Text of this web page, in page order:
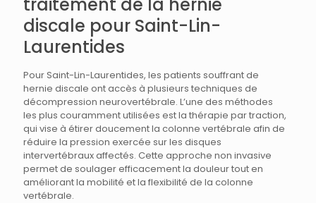
discale pour Saint-Lin-
Laurentides
Pour Saint-Lin-Laurentides, les patients souffrant de
hernie discale ont accès à plusieurs techniques de
décompression neurovertébrale. L’une des méthodes
les plus couramment utilisées est la thérapie par traction,
qui vise à étirer doucement la colonne vertébrale afin de
réduire la pression exercée sur les disques
intervertébraux affectés. Cette approche non invasive
permet de soulager efficacement la douleur tout en
améliorant la mobilité et la flexibilité de la colonne
vertébrale.